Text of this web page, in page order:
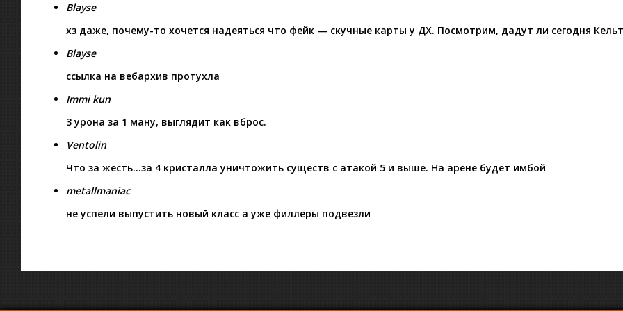
Blayse
хз даже, почему-то хочется надеяться что фейк — скучные карты у ДХ. Посмотрим, дадут ли сегодня
Blayse
ссылка на вебархив протухла
Immi kun
3 урона за 1 ману, выглядит как вброс.
Ventolin
Что за жесть…за 4 кристалла уничтожить существ с атакой 5 и выше. На арене будет имбой
metallmaniac
не успели выпустить новый класс а уже филлеры подвезли